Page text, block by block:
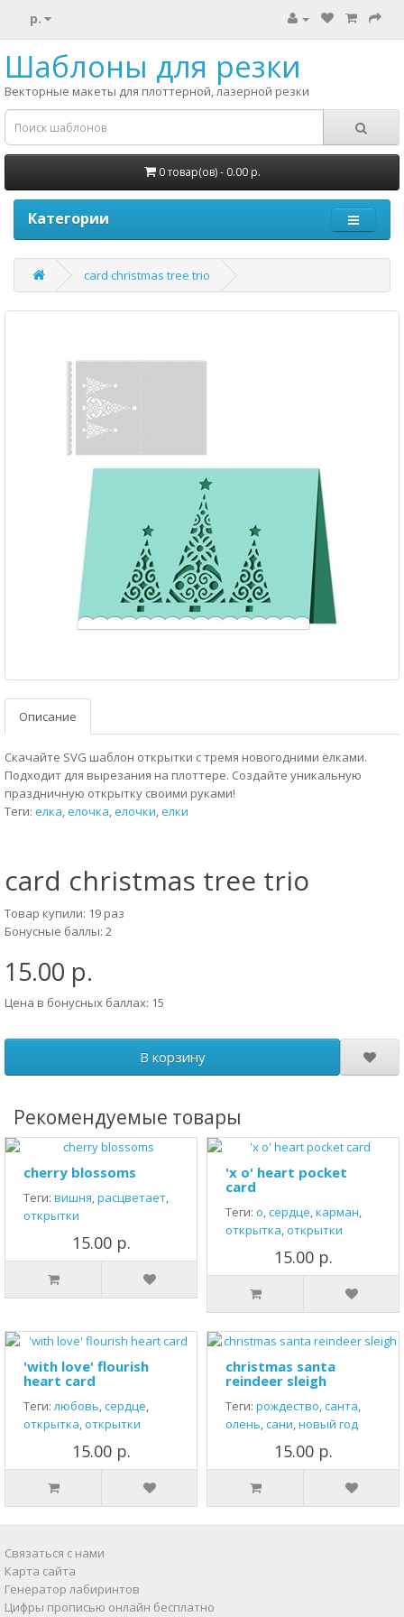
р.
Шаблоны для резки
Векторные макеты для плоттерной, лазерной резки
0 товар(ов) - 0.00 р.
Категории
card christmas tree trio
Описание
Скачайте SVG шаблон открытки с тремя новогодними ёлками.
Подходит для вырезания на плоттере. Создайте уникальную
праздничную открытку своими руками!
Теги: елка,елочка,елочки,елки
card christmas tree trio
Товар купили: 19 раз
Бонусные баллы: 2
15.00 р.
Цена в бонусных баллах: 15
В корзину
Рекомендуемые товары
cherry blossoms
Теги: вишня,расцветает,
открытки
15.00 р.
'x o' heart pocket
card
Теги: о,сердце,карман,
открытка,открытки
15.00 р.
'with love' flourish
heart card
Теги:любовь,сердце,
открытка,открытки
15.00 р.
christmas santa
reindeer sleigh
Теги: рождество,санта,
олень,сани,новый год
15.00 р.
Связаться с нами
Карта сайта
Генератор лабиринтов
Цифры прописью онлайн бесплатно